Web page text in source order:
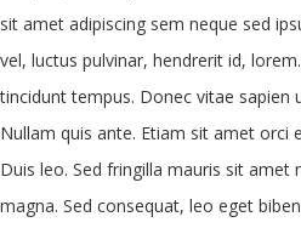
sit amet adipiscing sem neque sed
vel, luctus pulvinar, hendrerit id,
tincidunt tempus. Donec vitae sapien
Nullam quis ante. Etiam sit amet orci
Duis leo. Sed fringilla mauris sit amet
magna. Sed consequat, leo eget